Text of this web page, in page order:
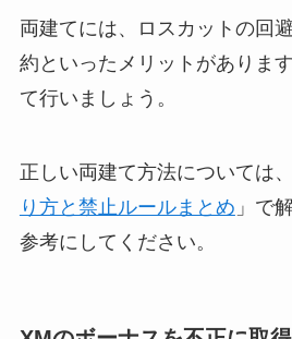
両建てには、ロスカットの回
約といったメリットがありま
て行いましょう。
正しい両建て方法については、
り方と禁止ルールまとめ 」で
参考にしてください。